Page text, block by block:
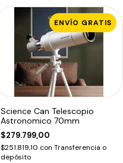
ENVÍO GRATIS
Science Can Telescopio
Astronomico 70mm
$279.799,00
$251.819,10 con Transferencia o
depósito